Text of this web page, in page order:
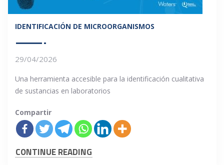
IDENTIFICACIÓN DE MICROORGANISMOS
29/04/2026
Una herramienta accesible para la identificación cualitativa
de sustancias en laboratorios
Compartir
CONTINUE READING